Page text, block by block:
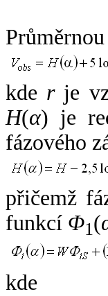
kde rje
H(α) je
fázového
přičemž
funkcí Φ1(
kde